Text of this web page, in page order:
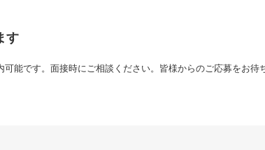
す
能です。面接時にご相談ください。皆様からのご応募をお待